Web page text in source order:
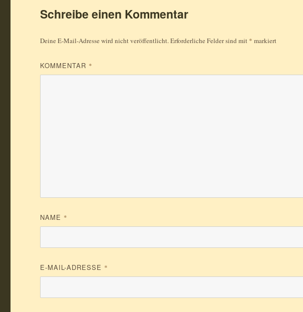
Schreibe einen Kommentar
Deine E-Mail-Adresse wird nicht veröffentlicht.Erforderliche Felder sind mit * markiert
KOMMENTAR *
NAME *
E-MAIL-ADRESSE *